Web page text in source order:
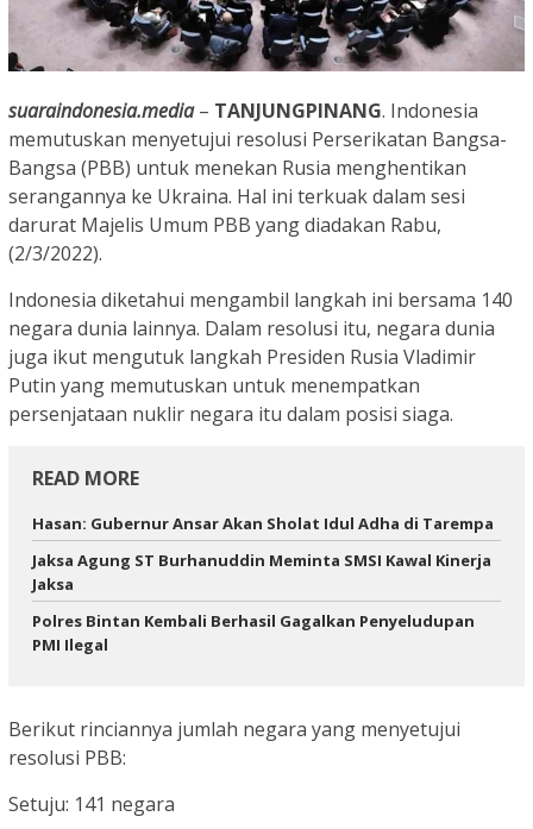
suaraindonesia.media– TANJUNGPINANG. Indonesia
memutuskan menyetujui resolusi Perserikatan Bangsa-
Bangsa (PBB) untuk menekan Rusia menghentikan
serangannya ke Ukraina. Hal ini terkuak dalam sesi
darurat Majelis Umum PBB yang diadakan Rabu,
(2/3/2022).
Indonesia diketahui mengambil langkah ini bersama 140
negara dunia lainnya. Dalam resolusi itu, negara dunia
juga ikut mengutuk langkah Presiden Rusia Vladimir
Putin yang memutuskan untuk menempatkan
persenjataan nuklir negara itu dalam posisi siaga.
READ MORE
Hasan: Gubernur Ansar Akan Sholat Idul Adha di Tarempa
Jaksa Agung ST Burhanuddin Meminta SMSI Kawal Kinerja
Jaksa
Polres Bintan Kembali Berhasil Gagalkan Penyeludupan
PMI Ilegal
Berikut rinciannya jumlah negara yang menyetujui
resolusi PBB:
Setuju: 141 negara